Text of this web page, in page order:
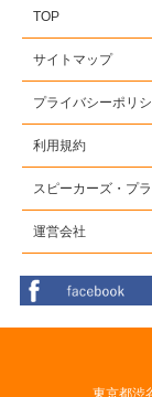
TOP
サイトマップ
プライバシーポリ
利用規約
スピーカーズ・プ
運営会社